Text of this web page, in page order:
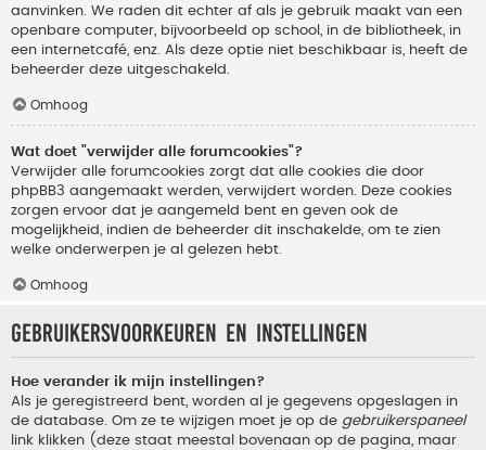
aanvinken. We raden dit echter af als je gebruik maakt van een
openbare computer, bijvoorbeeld op school, in de bibliotheek, in
een internetcafé, enz. Als deze optie niet beschikbaar is, heeft de
beheerder deze uitgeschakeld.
Omhoog
Wat doet "verwijder alle forumcookies"?
Verwijder alle forumcookies zorgt dat alle cookies die door
phpBB3 aangemaakt werden, verwijdert worden. Deze cookies
zorgen ervoor dat je aangemeld bent en geven ook de
mogelijkheid, indien de beheerder dit inschakelde, om te zien
welke onderwerpen je al gelezen hebt.
Omhoog
Gebruikersvoorkeuren en instellingen
Hoe verander ik mijn instellingen?
Als je geregistreerd bent, worden al je gegevens opgeslagen in
de database. Om ze te wijzigen moet je op de gebruikerspaneel
link klikken (deze staat meestal bovenaan op de pagina, maar